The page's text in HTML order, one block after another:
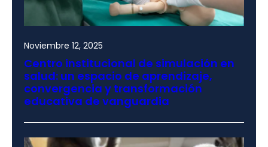
Noviembre 12, 2025
Centro institucional de simulación en
salud: un espacio de aprendizaje,
convergencia y transformación
educativa de vanguardia